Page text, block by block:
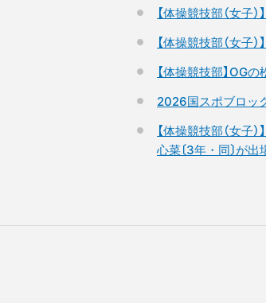
【体操競技部（女
【体操競技部（女子
【体操競技部】OG
2026国スポブロック
【体操競技部（女子
心菜〔3年・同〕が出